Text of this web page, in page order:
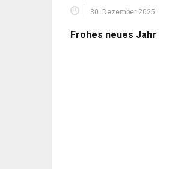
30. Dezember 2025
Frohes neues Jahr